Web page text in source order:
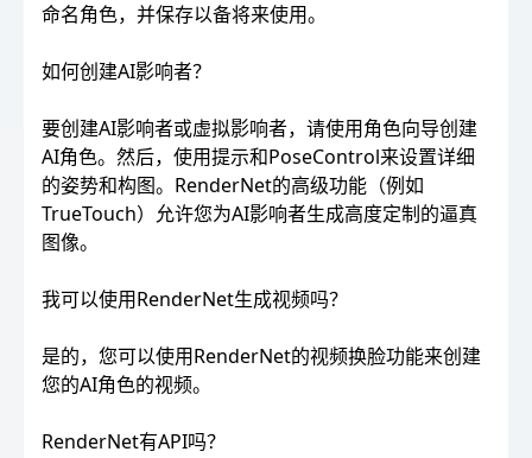
命名角色，并保存以备将来使用。
如何创建AI影响者？
要创建AI影响者或虚拟影响者，请使用角色向导创建
AI角色。然后，使用提示和PoseControl来设置详细
的姿势和构图。RenderNet的高级功能（例如
TrueTouch）允许您为AI影响者生成高度定制的逼真
图像。
我可以使用RenderNet生成视频吗？
是的，您可以使用RenderNet的视频换脸功能来创建
您的AI角色的视频。
RenderNet有API吗？